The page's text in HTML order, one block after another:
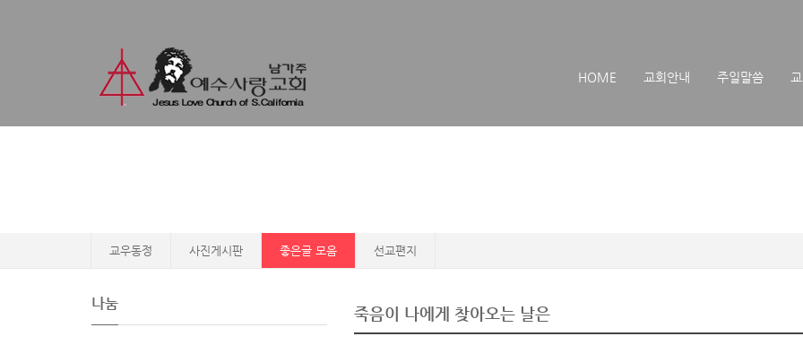
HOME 교회안내 주일말씀
교우동정 사진게시판 좋은글 모음 선교편지
나눔
죽음이 나에게 찾아오는 날은